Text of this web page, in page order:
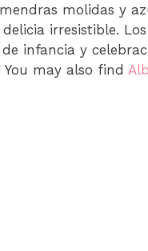
molidas y
irresistible. Los
infancia y
may also find